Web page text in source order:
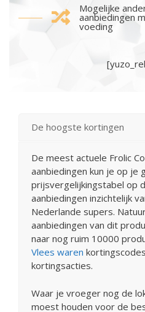
Mogelijke
aanbiedingen
voeding
De hoogste kortingen
De meest actuele Frolic
aanbiedingen kun je op je
prijsvergelijkingstabel op
aanbiedingen inzichtelijk
Nederlande supers.
aanbiedingen van dit
naar nog ruim 10000
Vlees waren
kortingsacties.
Waar je vroeger nog de
moest houden voor de